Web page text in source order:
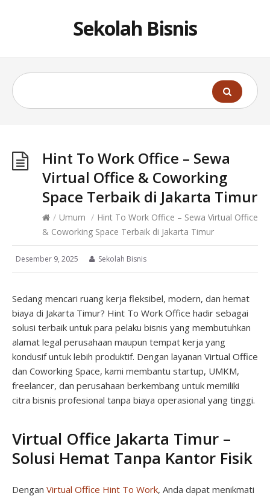
Sekolah Bisnis
Hint To Work Office – Sewa
Virtual Office & Coworking
Space Terbaik di Jakarta Timur
/ Umum / Hint To Work Office – Sewa Virtual Office
& Coworking Space Terbaik di Jakarta Timur
Desember 9, 2025 Sekolah Bisnis
Sedang mencari ruang kerja fleksibel, modern, dan hemat
biaya di Jakarta Timur? Hint To Work Office hadir sebagai
solusi terbaik untuk para pelaku bisnis yang membutuhkan
alamat legal perusahaan maupun tempat kerja yang
kondusif untuk lebih produktif. Dengan layanan Virtual Office
dan Coworking Space, kami membantu startup, UMKM,
freelancer, dan perusahaan berkembang untuk memiliki
citra bisnis profesional tanpa biaya operasional yang tinggi.
Virtual Office Jakarta Timur –
Solusi Hemat Tanpa Kantor Fisik
Dengan Virtual Office Hint To Work, Anda dapat menikmati